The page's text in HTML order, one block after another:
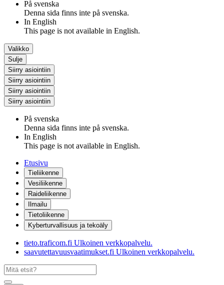
På svenska
Denna sida finns inte på svenska.
In English
This page is not available in English.
Valikko
Sulje
Siirry asiointiin
Siirry asiointiin
Siirry asiointiin
Siirry asiointiin
På svenska
Denna sida finns inte på svenska.
In English
This page is not available in English.
Etusivu
Tieliikenne
Vesiliikenne
Raideliikenne
Ilmailu
Tietoliikenne
Kyberturvallisuus ja tekoäly
tieto.traficom.fi Ulkoinen verkkopalvelu.
saavutettavuusvaatimukset.fi Ulkoinen verkkopalvelu.